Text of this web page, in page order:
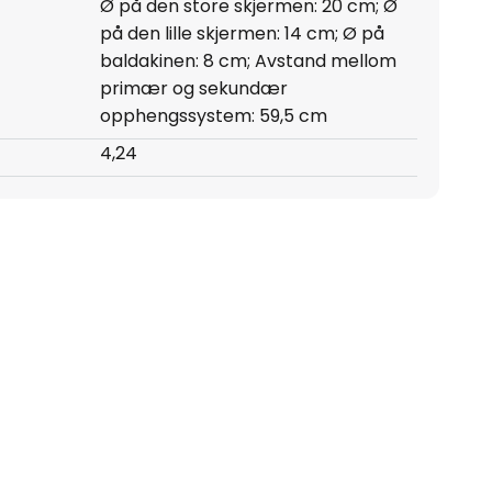
Ø på den store skjermen: 20 cm; Ø
på den lille skjermen: 14 cm; Ø på
baldakinen: 8 cm; Avstand mellom
primær og sekundær
opphengssystem: 59,5 cm
4,24